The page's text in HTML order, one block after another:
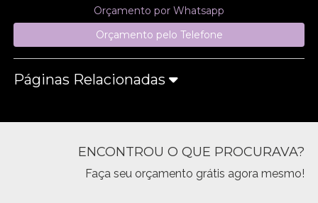
Orçamento por Whatsapp
Orçamento pelo Telefone
Páginas Relacionadas
ENCONTROU O QUE PROCURAVA?
Faça seu orçamento grátis agora mesmo!